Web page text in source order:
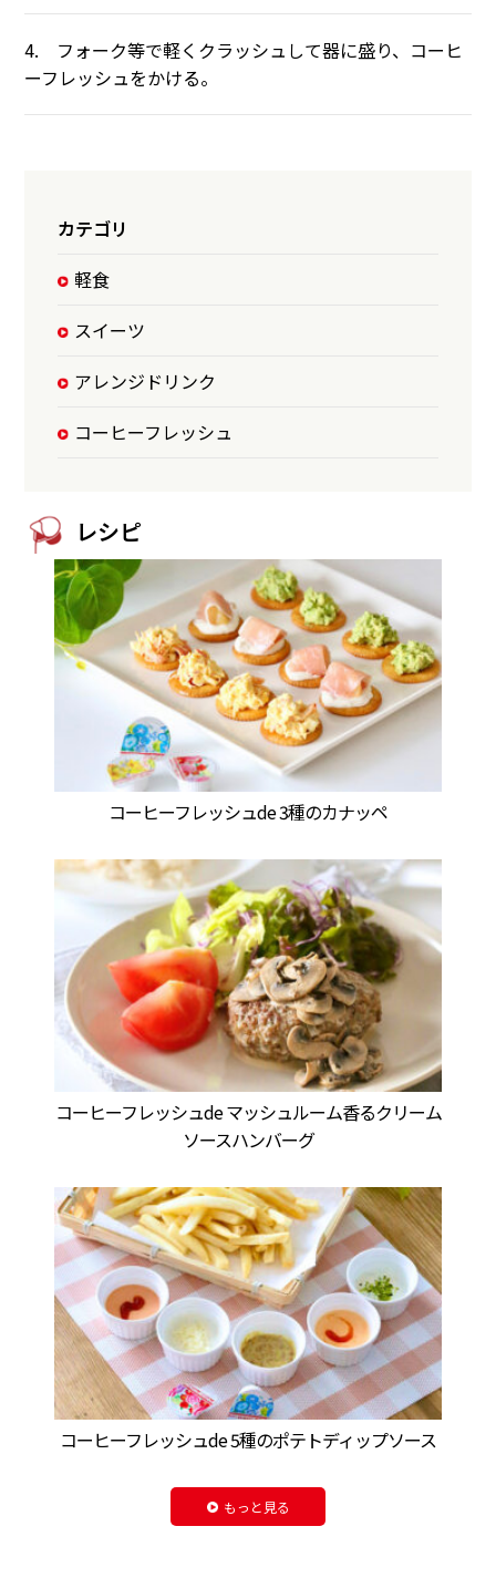
4. フォーク等で軽くクラッシュして器に盛り、コーヒ
ーフレッシュをかける。
カテゴリ
軽食
スイーツ
アレンジドリンク
コーヒーフレッシュ
レシピ
コーヒーフレッシュde 3種のカナッペ
コーヒーフレッシュde マッシュルーム香るクリーム
ソースハンバーグ
コーヒーフレッシュde 5種のポテトディップソース
もっと見る